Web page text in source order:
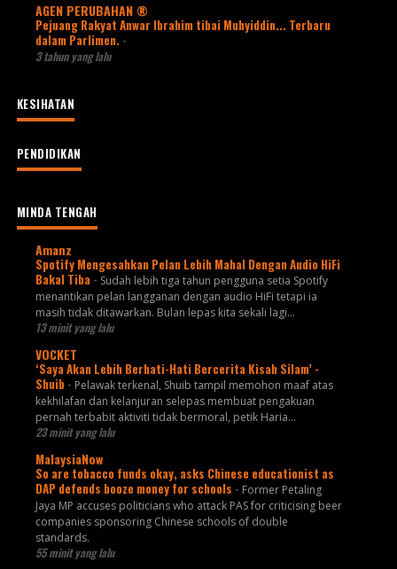
AGEN PERUBAHAN ®
Pejuang Rakyat Anwar Ibrahim tibai Muhyiddin... Terbaru
dalam Parlimen. -
3 tahun yang lalu
KESIHATAN
PENDIDIKAN
MINDA TENGAH
Amanz
Spotify Mengesahkan Pelan Lebih Mahal Dengan Audio HiFi
Bakal Tiba - Sudah lebih tiga tahun pengguna setia Spotify
menantikan pelan langganan dengan audio HiFi tetapi ia
masih tidak ditawarkan. Bulan lepas kita sekali lagi...
13 minit yang lalu
VOCKET
‘Saya Akan Lebih Berhati-Hati Bercerita Kisah Silam’ -
Shuib - Pelawak terkenal, Shuib tampil memohon maaf atas
kekhilafan dan kelanjuran selepas membuat pengakuan
pernah terbabit aktiviti tidak bermoral, petik Haria...
23 minit yang lalu
MalaysiaNow
So are tobacco funds okay, asks Chinese educationist as
DAP defends booze money for schools - Former Petaling
Jaya MP accuses politicians who attack PAS for criticising beer
companies sponsoring Chinese schools of double
standards.
55 minit yang lalu